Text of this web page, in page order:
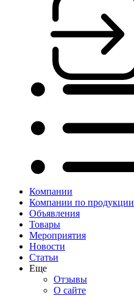
Компании
Компании по продукции
Объявления
Товары
Мероприятия
Новости
Статьи
Еще
Отзывы
О сайте